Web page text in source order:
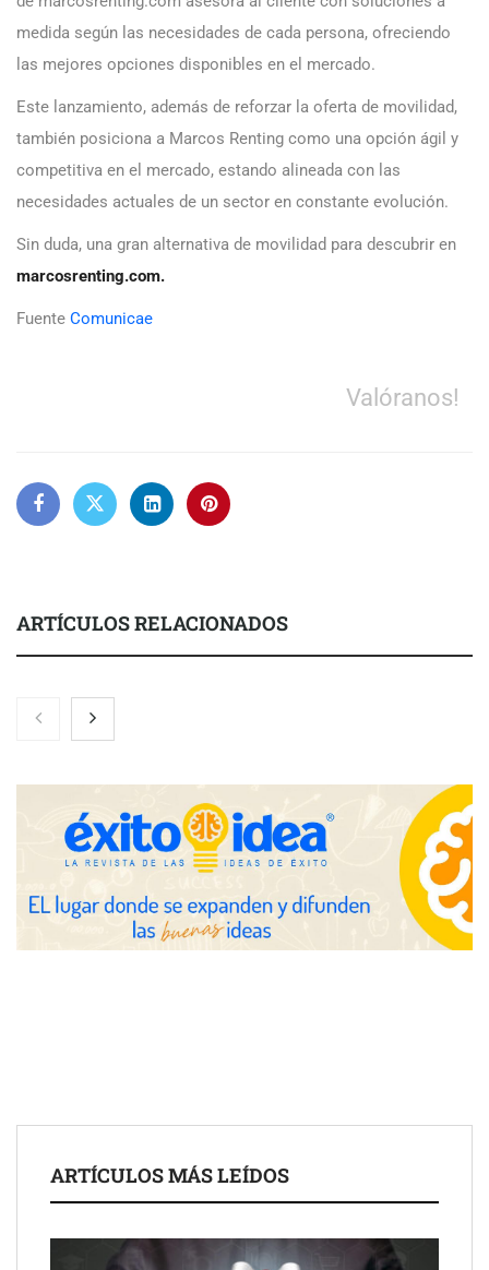
medida según las necesidades de cada persona, ofreciendo
las mejores opciones disponibles en el mercado.
Este lanzamiento, además de reforzar la oferta de movilidad,
también posiciona a Marcos Renting como una opción ágil y
competitiva en el mercado, estando alineada con las
necesidades actuales de un sector en constante evolución.
Sin duda, una gran alternativa de movilidad para descubrir en
marcosrenting.com.
Fuente Comunicae
Valóranos!
ARTÍCULOS RELACIONADOS
El nuevo mapa de zonas tensionadas abre nuevos frentes
legales para propietarios e inquilinos en Cataluña
La luz roja, el nuevo aftersun, actúa en la recuperación de la piel
después del sol
Eulalia Roig lanza ‘The Journal’, una revista digital mensual de
entrevistas y fotografía editorial
UrbanPay lanza en 19 mercados europeos su solución de pagos
ARTÍCULOS MÁS LEÍDOS